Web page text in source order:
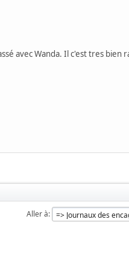
avec Wanda. Il c'est tres
Aller à